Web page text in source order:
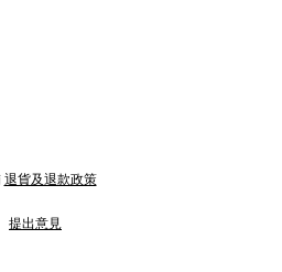
退貨及退款政策
提出意見